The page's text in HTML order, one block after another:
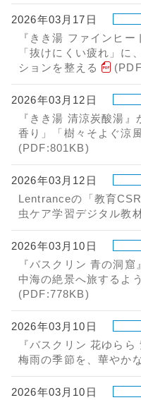
2026年03月17日
『きき湯 ファインヒ
「抜けにくい疲れ」に
ションを整える
2026年03月12日
『きき湯 清涼炭酸湯
香り」「樹々そよぐ涼
(PDF:801KB)
2026年03月12日
Lentranceの「教育
虫ケア学習デジタル教
2026年03月10日
『バスクリン 青の洞
中海の絶景へ旅するよ
(PDF:778KB)
2026年03月10日
『バスクリン 花ゆら
梅雨の季節を、華やか
2026年03月10日